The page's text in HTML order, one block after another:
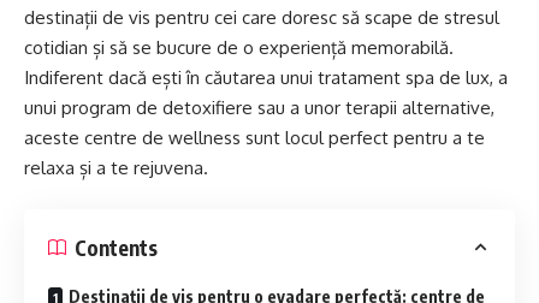
destinații de vis pentru cei care doresc să scape de stresul
cotidian și să se bucure de o experiență memorabilă.
Indiferent dacă ești în căutarea unui tratament spa de lux, a
unui program de detoxifiere sau a unor terapii alternative,
aceste centre de wellness sunt locul perfect pentru a te
relaxa și a te rejuvena.
Contents
Destinații de vis pentru o evadare perfectă: centre de